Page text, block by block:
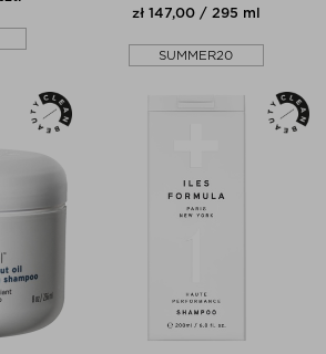
zł 147,00 / 295 ml
SUMMER20